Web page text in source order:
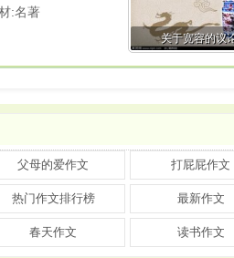
:名著
关于宽容的议
父母的爱作文 打屁屁作文
热门作文排行榜 最新作文
春天作文 读书作文